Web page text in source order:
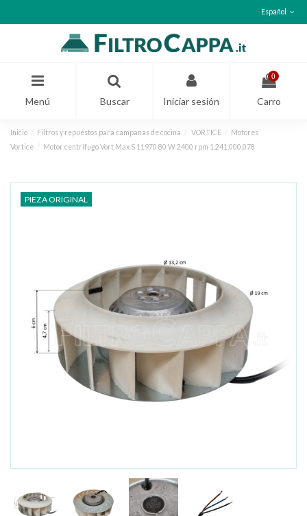
Español
Menú Buscar Iniciar sesión
0
Carro
Inicio Filtros y repuestos para campanas de cocina VORTICE
Motores
Vortice
Motor centrífugo Vort Max S 11970 80 W 2400 rpm 1.241.000.078
PIEZA ORIGINAL